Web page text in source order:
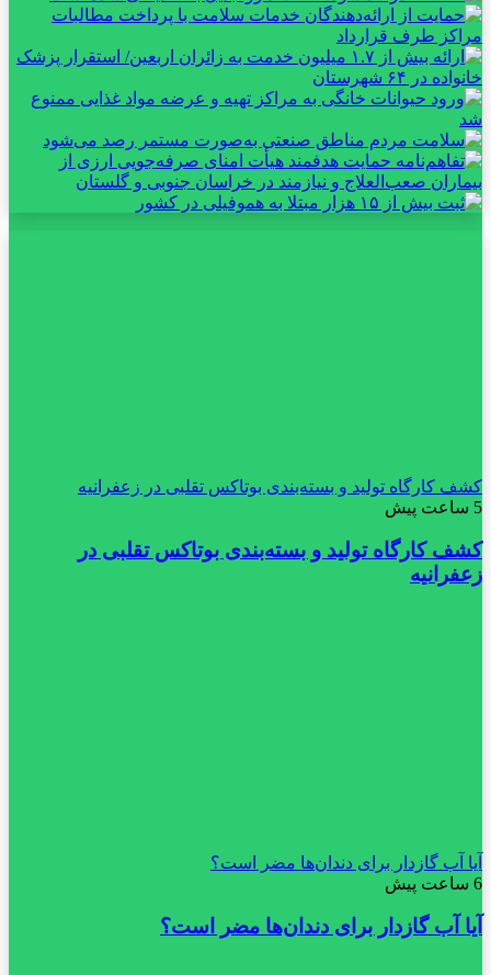
کشف کارگاه تولید و بسته‌بندی بوتاکس تقلبی در زعفرانیه
5 ساعت پیش
کشف کارگاه تولید و بسته‌بندی بوتاکس تقلبی در
زعفرانیه
آیا آب گازدار برای دندان‌ها مضر است؟
6 ساعت پیش
آیا آب گازدار برای دندان‌ها مضر است؟